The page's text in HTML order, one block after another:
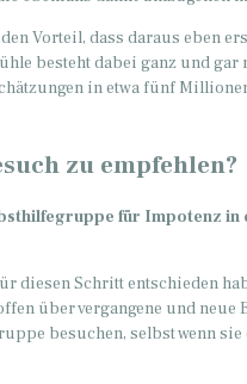
Vorteil, dass daraus eben
besteht dabei ganz und
in etwa fünf
zu empfehlen?
für Impotenz
diesen Schritt entschieden
über vergangene und
besuchen, selbst wenn